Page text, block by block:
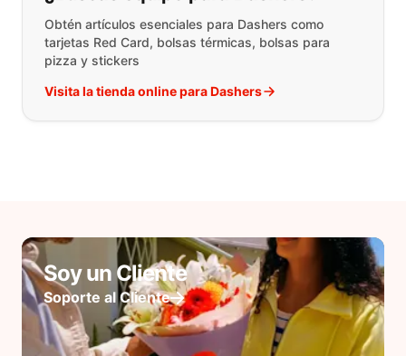
Obtén artículos esenciales para Dashers como
tarjetas Red Card, bolsas térmicas, bolsas para
pizza y stickers
Visita la tienda online para Dashers
Soy un Cliente
Soporte al Cliente